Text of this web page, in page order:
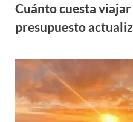
Cuánto cuesta
presupuesto